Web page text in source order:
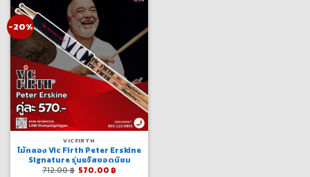
-20%
VICFIRTH
ไม้กลอง Vic Firth Peter Erskine
Signature รุ่นแจ๊สยอดนิยม
712.00฿ Original
570.00 ฿